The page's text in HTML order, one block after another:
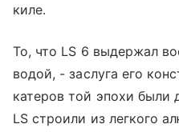
киле.
То, что LS 6 выдержал
водой, - заслуга его
катеров той эпохи
LS строили из легкого